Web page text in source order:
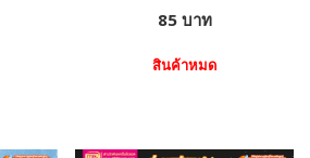
85 บาท
สินค้าหมด